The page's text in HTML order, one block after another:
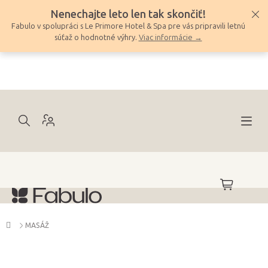
obsah
Nenechajte leto len tak skončiť!
Fabulo v spolupráci s Le Primore Hotel & Spa pre vás pripravili letnú
súťaž o hodnotné výhry. Viac informácie →
NÁKUPNÝ
KOŠÍK
Domov
MASÁŽ